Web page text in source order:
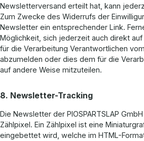
Newsletterversand erteilt hat, kann
Zum Zwecke des Widerrufs der
Newsletter ein entsprechender Link.
Möglichkeit, sich jederzeit auch direkt
für die Verarbeitung Verantwortlichen
abzumelden oder dies dem für die
auf andere Weise mitzuteilen.
8. Newsletter-Tracking
Die Newsletter der PIOSPARTSLAP
Zählpixel. Ein Zählpixel ist eine
eingebettet wird, welche im HTML-